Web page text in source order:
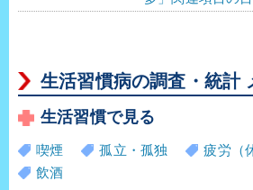
生活習慣病の調査・統計
生活習慣で見る
喫煙 孤立・孤独 疲労（
飲酒